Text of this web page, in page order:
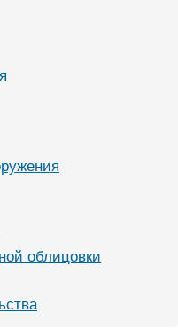
облицовки